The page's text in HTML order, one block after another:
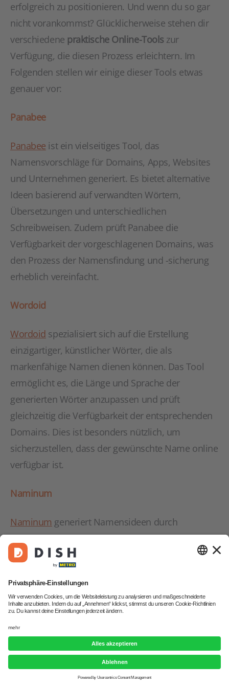
erfolgreich zu positionieren. Und wenn du so gar
nicht vorankommst? Glücklicherweise stehen dir
verschiedene praktische Online-Tools zur
Verfügung, die diesen Prozess erleichtern. Im
Folgenden stellen wir einige dieser Tools etwas
genauer vor:
Panabee
Panabee ist ein vielseitiges Tool, das
Namensvorschläge für Domains, Apps, Websites
und Unternehmen generiert. Es bietet alternative
Ideen basierend auf verwandten Wörtern,
Übersetzungen und unterschiedlichen
Schreibweisen. Zudem prüft Panabee die
Verfügbarkeit der vorgeschlagenen Domains, was
den Prozess der Namensfindung und -sicherung
erheblich vereinfacht.
Wordoid
Wordoid spezialisiert sich auf die Erstellung
einzigartiger, künstlicher Wörter, die als
markenfähige Namen dienen können. Das Tool
ermöglicht es, die Länge und Sprache der
generierten Wörter anzupassen und prüft
gleichzeitig die Verfügbarkeit der entsprechenden
Domains. Dies ist besonders nützlich, um
sicherzustellen, dass der gewünschte Name online
verfügbar ist.
Naminum
Naminum generiert Namensideen durch
Kombinationen und Variationen der eingegebenen
Begriffe. Es bietet eine einfache
Benutzeroberfläche, in der du ein Schlüsselwort
eingibst und darauf basierend verschiedene
Namensvorschläge erhältst. Dies erleichtert die
einzigartigen und passenden Namen für dein
Restaurant zu finden.